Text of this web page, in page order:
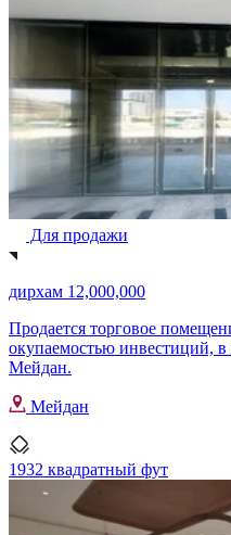
Для продажи
дирхам 12,000,000
Продается торговое
окупаемостью инвестиций,
Мейдан.
Мейдан
1932 квадратный фут